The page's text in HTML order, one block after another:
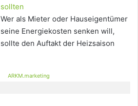
sollten
Wer als Mieter oder Hauseigentümer
seine Energiekosten senken will,
sollte den Auftakt der Heizsaison
ARKM.marketing